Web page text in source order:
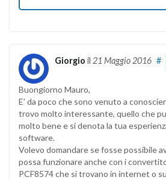
Giorgio il 21 Maggio 2016 #
Buongiorno Mauro,
E’ da poco che sono venuto a
trovo molto interessante, quello che
molto bene e si denota la tua
software.
Volevo domandare se fosse possibile
possa funzionare anche con i
PCF8574 che si trovano in internet o